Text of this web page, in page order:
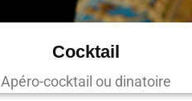
Cocktail
Apéro-cocktail ou dinatoire